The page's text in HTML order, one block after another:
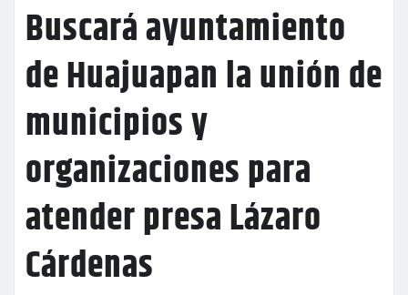
Buscará ayuntamiento
de Huajuapan la unión de
municipios y
organizaciones para
atender presa Lázaro
Cárdenas